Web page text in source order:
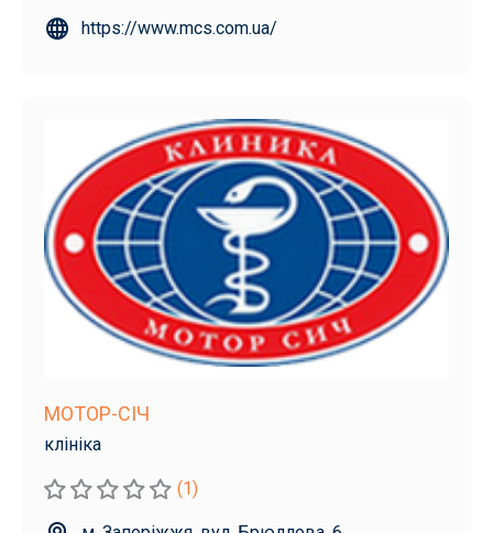
https://www.mcs.com.ua/
МОТОР-СІЧ
клініка
(1)